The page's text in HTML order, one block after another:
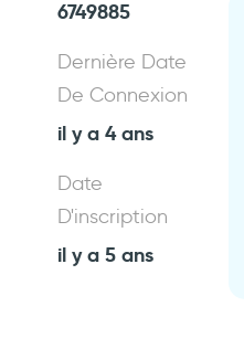
6749885
Dernière Date
De Connexion
il y a 4 ans
Date
D'inscription
il y a 5 ans